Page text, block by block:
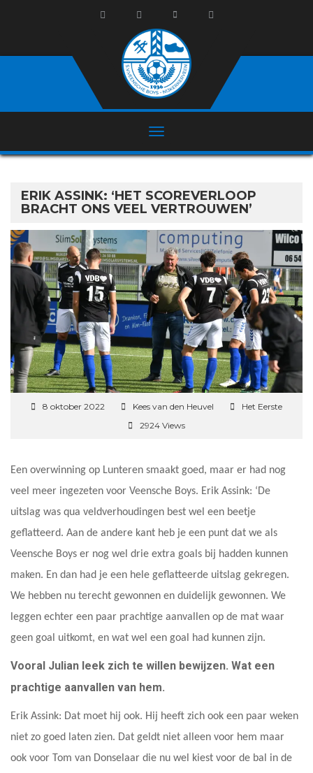
ERIK ASSINK: ‘HET SCOREVERLOOP
BRACHT ONS VEEL VERTROUWEN’
8 oktober 2022 Kees van den Heuvel
Het Eerste
2924 Views
Een overwinning op Lunteren smaakt goed, maar er had nog
veel meer ingezeten voor Veensche Boys. Erik Assink: ‘De
uitslag was qua veldverhoudingen best wel een beetje
geflatteerd. Aan de andere kant heb je een punt dat we als
Veensche Boys er nog wel drie extra goals bij hadden kunnen
maken. En dan had je een hele geflatteerde uitslag gekregen.
We hebben nu terecht gewonnen en duidelijk gewonnen. We
leggen echter een paar prachtige aanvallen op de mat waar
geen goal uitkomt, en wat wel een goal had kunnen zijn.
Vooral Julian leek zich te willen bewijzen. Wat een
prachtige aanvallen van hem.
Erik Assink: Dat moet hij ook. Hij heeft zich ook een paar weken
niet zo goed laten zien. Dat geldt niet alleen voor hem maar
ook voor Tom van Donselaar die nu wel kiest voor de bal in de